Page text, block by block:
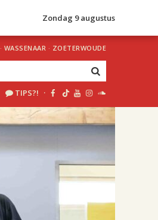
Zondag 9 augustus
· WASSENAAR · ZOETERWOUDE
TIPS?! ·
Je luistert nu naar
uur 1 van 1